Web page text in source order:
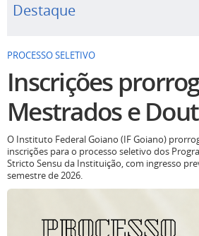
Destaque
PROCESSO SELETIVO
Inscrições
Mestrados e
O Instituto Federal Goiano (IF Goiano)
inscrições para o processo seletivo dos
Stricto Sensu da Instituição, com ingresso
semestre de 2026.